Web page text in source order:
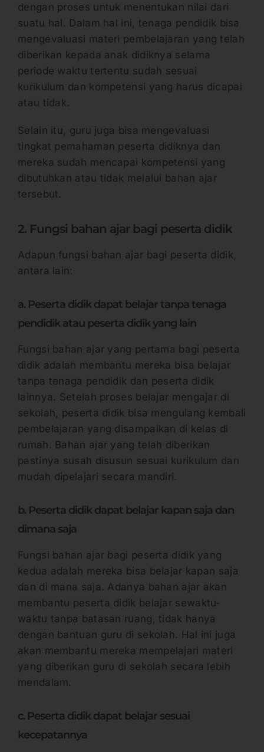
dengan proses untuk menentukan nilai dari
suatu hal. Dalam hal ini, tenaga pendidik bisa
mengevaluasi materi pembelajaran yang telah
diberikan kepada anak didiknya selama
periode waktu tertentu sudah sesuai
kurikulum dan kompetensi yang harus dicapai
atau tidak.
Selain itu, guru juga bisa mengevaluasi
tingkat pemahaman peserta didiknya dan
mereka sudah mencapai kompetensi yang
dibutuhkan atau tidak melalui bahan ajar
tersebut.
2. Fungsi bahan ajar bagi peserta didik
Adapun fungsi bahan ajar bagi peserta didik,
antara lain:
a. Peserta didik dapat belajar tanpa tenaga
pendidik atau peserta didik yang lain
Fungsi bahan ajar yang pertama bagi peserta
didik adalah membantu mereka bisa belajar
tanpa tenaga pendidik dan peserta didik
lainnya. Setelah proses belajar mengajar di
sekolah, peserta didik bisa mengulang kembali
pembelajaran yang disampaikan di kelas di
rumah. Bahan ajar yang telah diberikan
pastinya susah disusun sesuai kurikulum dan
mudah dipelajari secara mandiri.
b. Peserta didik dapat belajar kapan saja dan
dimana saja
Fungsi bahan ajar bagi peserta didik yang
kedua adalah mereka bisa belajar kapan saja
dan di mana saja. Adanya bahan ajar akan
membantu peserta didik belajar sewaktu-
waktu tanpa batasan ruang, tidak hanya
dengan bantuan guru di sekolah. Hal ini juga
akan membantu mereka mempelajari materi
yang diberikan guru di sekolah secara lebih
mendalam.
c. Peserta didik dapat belajar sesuai
kecepatannya